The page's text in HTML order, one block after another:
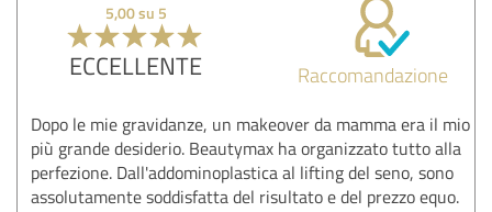
5,00 su 5
ECCELLENTE Raccomandazione
Dopo le mie gravidanze, un makeover da mamma era il mio
più grande desiderio. Beautymax ha organizzato tutto alla
perfezione. Dall'addominoplastica al lifting del seno, sono
assolutamente soddisfatta del risultato e del prezzo equo.